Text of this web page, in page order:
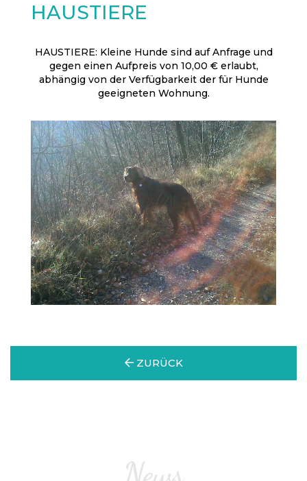
HAUSTIERE
HAUSTIERE: Kleine Hunde sind auf Anfrage und
gegen einen Aufpreis von 10,00 € erlaubt,
abhängig von der Verfügbarkeit der für Hunde
geeigneten Wohnung.
ZURÜCK